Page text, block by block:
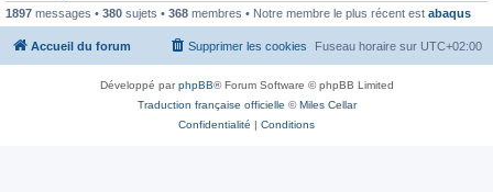
1897 messages • 380 sujets • 368 membres • Notre membre le plus récent est abaqus
Accueil du forum Fuseau horaire sur UTC+02:00
Supprimer les cookies
Développé parphpBB® Forum Software © phpBB Limited
Traduction française officielle ©Miles Cellar
Confidentialité | Conditions